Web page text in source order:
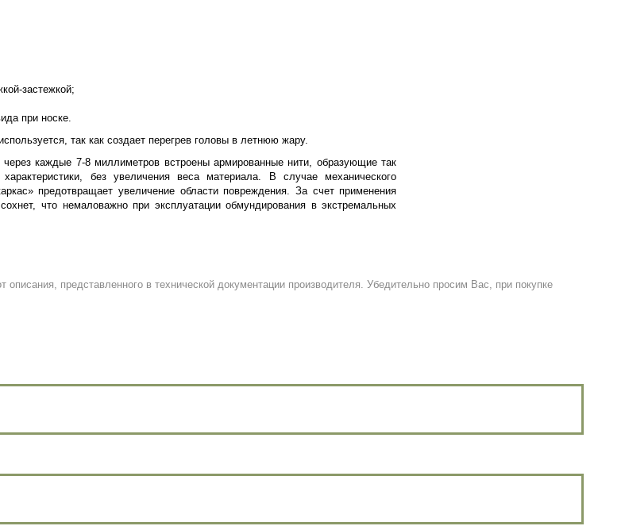
застежкой;
при носке.
так как создает перегрев головы в летнюю жару.
каждые 7-8 миллиметров встроены армированные нити, образующие так
без увеличения веса материала. В случае механического
предотвращает увеличение области повреждения. За счет применения
что немаловажно при эксплуатации обмундирования в экстремальных
представленного в технической документации производителя. Убедительно просим Вас, при покупке